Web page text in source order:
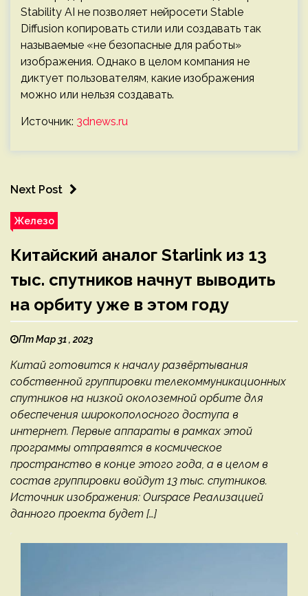
Stability AI не позволяет нейросети Stable
Diffusion копировать стили или создавать так
называемые «не безопасные для работы»
изображения. Однако в целом компания не
диктует пользователям, какие изображения
можно или нельзя создавать.
Источник: 3dnews.ru
Next Post
Железо
Китайский аналог Starlink из 13
тыс. спутников начнут выводить
на орбиту уже в этом году
Пт Мар 31 , 2023
Китай готовится к началу развёртывания
собственной группировки телекоммуникационных
спутников на низкой околоземной орбите для
обеспечения широкополосного доступа в
интернет. Первые аппараты в рамках этой
программы отправятся в космическое
пространство в конце этого года, а в целом в
состав группировки войдут 13 тыс. спутников.
Источник изображения: Ourspace Реализацией
данного проекта будет […]